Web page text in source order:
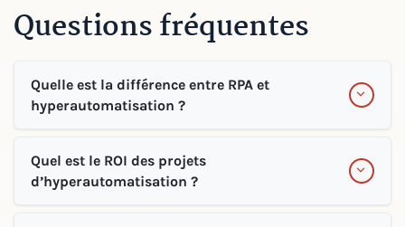
Questions fréquentes
Quelle est la différence entre RPA et
hyperautomatisation ?
Quel est le ROI des projets
d’hyperautomatisation ?